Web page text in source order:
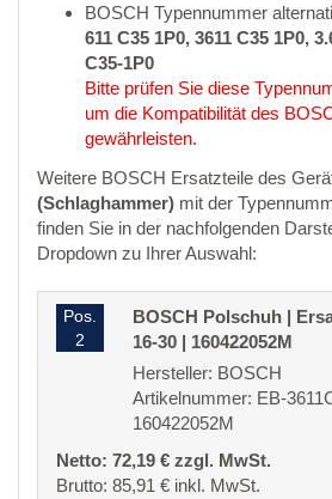
BOSCH Typennummer
611 C35 1P0, 3611 C35 1P0,
C35-1P0
Bitte prüfen Sie diese
um die Kompatibilität des
gewährleisten.
Weitere BOSCH Ersatzteile des
(Schlaghammer) mit der
finden Sie in der nachfolgenden
Dropdown zu Ihrer Auswahl:
Pos.
2
BOSCH Polschuh |
16-30 | 160422052M
Hersteller: BOSCH
Artikelnummer: EB-
160422052M
Netto: 72,19 € zzgl. MwSt.
Brutto: 85,91 € inkl. MwSt.